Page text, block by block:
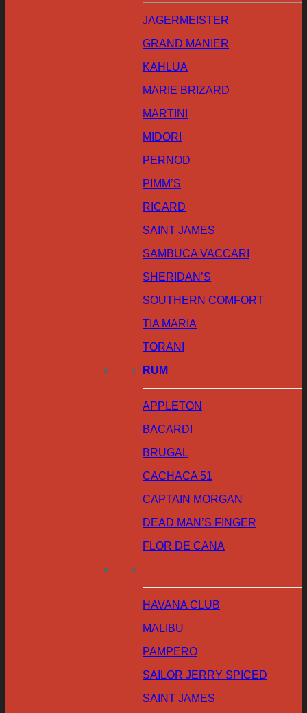
JAGERMEISTER
GRAND MANIER
KAHLUA
MARIE BRIZARD
MARTINI
MIDORI
PERNOD
PIMM’S
RICARD
SAINT JAMES
SAMBUCA VACCARI
SHERIDAN’S
SOUTHERN COMFORT
TIA MARIA
TORANI
RUM
APPLETON
BACARDI
BRUGAL
CACHACA 51
CAPTAIN MORGAN
DEAD MAN’S FINGER
FLOR DE CANA
HAVANA CLUB
MALIBU
PAMPERO
SAILOR JERRY SPICED
SAINT JAMES